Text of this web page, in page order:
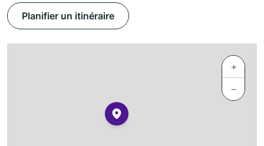
Planifier un itinéraire
+
−